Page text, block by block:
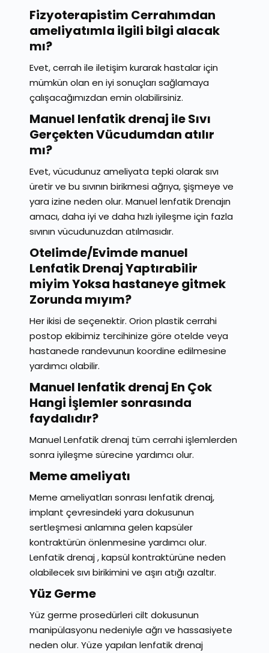
Fizyoterapistim Cerrahımdan
ameliyatımla ilgili bilgi alacak
mı?
Evet, cerrah ile iletişim kurarak hastalar için
mümkün olan en iyi sonuçları sağlamaya
çalışacağımızdan emin olabilirsiniz.
Manuel lenfatik drenaj ile Sıvı
Gerçekten Vücudumdan atılır
mı?
Evet, vücudunuz ameliyata tepki olarak sıvı
üretir ve bu sıvının birikmesi ağrıya, şişmeye ve
yara izine neden olur. Manuel lenfatik Drenajın
amacı, daha iyi ve daha hızlı iyileşme için fazla
sıvının vücudunuzdan atılmasıdır.
Otelimde/Evimde manuel
Lenfatik Drenaj Yaptırabilir
miyim Yoksa hastaneye gitmek
Zorunda mıyım?
Her ikisi de seçenektir. Orion plastik cerrahi
postop ekibimiz tercihinize göre otelde veya
hastanede randevunun koordine edilmesine
yardımcı olabilir.
Manuel lenfatik drenaj En Çok
Hangi İşlemler sonrasında
faydalıdır?
Manuel Lenfatik drenaj tüm cerrahi işlemlerden
sonra iyileşme sürecine yardımcı olur.
Meme ameliyatı
Meme ameliyatları sonrası lenfatik drenaj,
implant çevresindeki yara dokusunun
sertleşmesi anlamına gelen kapsüler
kontraktürün önlenmesine yardımcı olur.
Lenfatik drenaj , kapsül kontraktürüne neden
olabilecek sıvı birikimini ve aşırı atığı azaltır.
Yüz Germe
Yüz germe prosedürleri cilt dokusunun
manipülasyonu nedeniyle ağrı ve hassasiyete
neden olur. Yüze yapılan lenfatik drenaj